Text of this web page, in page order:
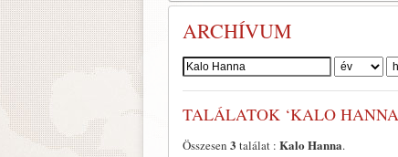
ARCHÍVUM
Szerző:
TALÁLATOK ‘KALO
Összesen 3 találat : Kalo Hanna.